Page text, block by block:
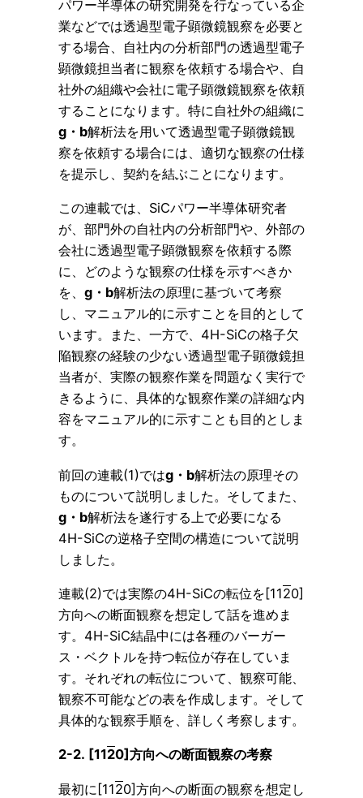
パワー半導体の研究開発を行なっている企
業などでは透過型電子顕微鏡観察を必要と
する場合、自社内の分析部門の透過型電子
顕微鏡担当者に観察を依頼する場合や、自
社外の組織や会社に電子顕微鏡観察を依頼
することになります。特に自社外の組織に
g・b解析法を用いて透過型電子顕微鏡観
察を依頼する場合には、適切な観察の仕様
を提示し、契約を結ぶことになります。
この連載では、SiCパワー半導体研究者
が、部門外の自社内の分析部門や、外部の
会社に透過型電子顕微観察を依頼する際
に、どのような観察の仕様を示すべきか
を、 g・b解析法の原理に基づいて考察
し、マニュアル的に示すことを目的として
います。また、一方で、4H-SiCの格子欠
陥観察の経験の少ない透過型電子顕微鏡担
当者が、実際の観察作業を問題なく実行で
きるように、具体的な観察作業の詳細な内
容をマニュアル的に示すことも目的としま
す。
前回の連載(1)ではg・b解析法の原理その
ものについて説明しました。そしてまた、
g・b解析法を遂行する上で必要になる
4H-SiCの逆格子空間の構造について説明
しました。
連載(2)では実際の4H-SiCの転位を[1120]
方向への断面観察を想定して話を進めま
す。4H-SiC結晶中には各種のバーガー
ス・ベクトルを持つ転位が存在していま
す。それぞれの転位について、観察可能、
観察不可能などの表を作成します。そして
具体的な観察手順を、詳しく考察します。
2-2. [1120]方向への断面観察の考察
最初に[1120]方向への断面の観察を想定し